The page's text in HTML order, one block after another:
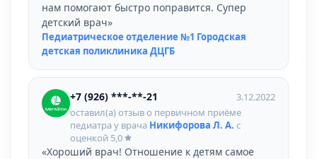
нам помогают быстро поправится. Супер
детский врач»
Педиатрическое отделение №1 Городская
детская поликлиника ДЦГБ
+7 (926) ***-**-21
3.12.2022
оставил(а) отзыв о первичном приёме
педиатра у врача Никифорова Л. А. с
оценкой 5,0
«Хороший врач! Отношение к детям самое